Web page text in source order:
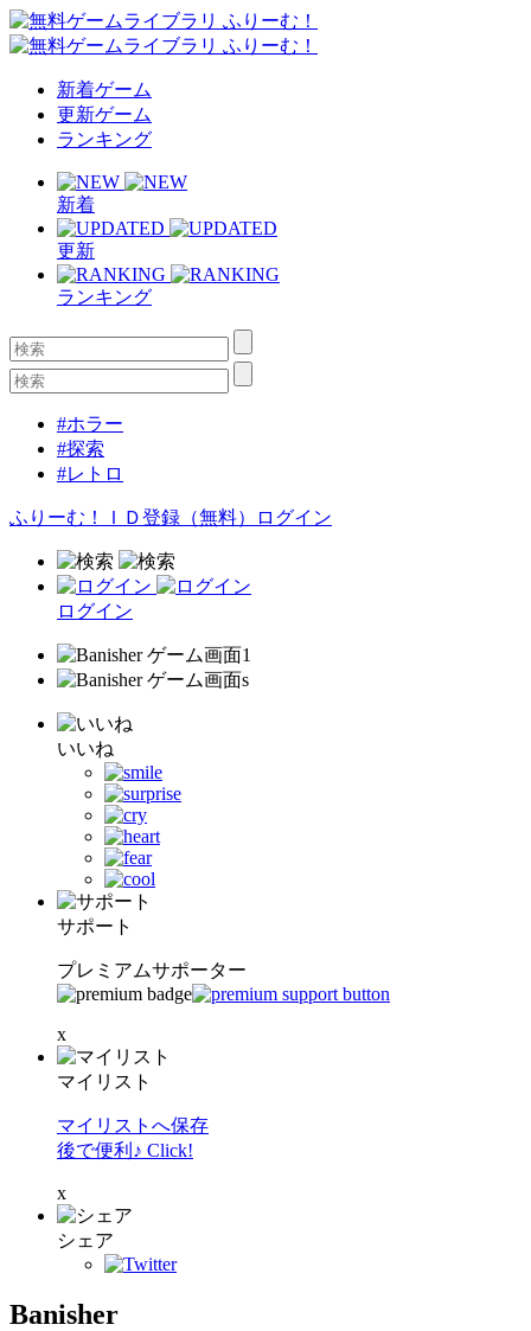
新着ゲーム
更新ゲーム
ランキング
新着
更新
ランキング
#ホラー
#探索
#レトロ
ふりーむ！ＩＤ登録（無料） ログイン
ログイン
いいね
サポート
プレミアムサポーター
x
マイリスト
マイリストへ保存
後で便利♪ Click!
x
シェア
Banisher